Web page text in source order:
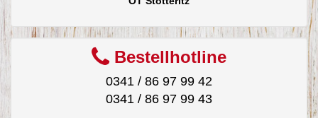
Bestellhotline
0341 / 86 97 99 42
0341 / 86 97 99 43